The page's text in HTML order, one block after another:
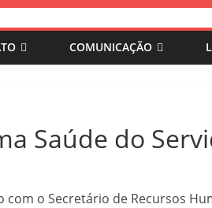
COMUNICAÇÃO
Saúde do
com o Secretário de Recursos